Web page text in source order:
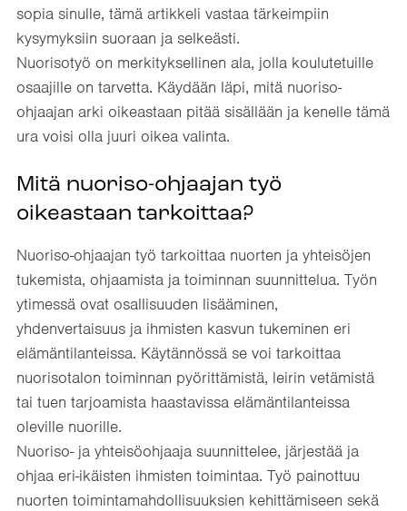
sopia sinulle, tämä artikkeli vastaa tärkeimpiin
kysymyksiin suoraan ja selkeästi.
Nuorisotyö on merkityksellinen ala, jolla koulutetuille
osaajille on tarvetta. Käydään läpi, mitä nuoriso-
ohjaajan arki oikeastaan pitää sisällään ja kenelle tämä
ura voisi olla juuri oikea valinta.
Mitä nuoriso-ohjaajan työ
oikeastaan tarkoittaa?
Nuoriso-ohjaajan työ tarkoittaa nuorten ja yhteisöjen
tukemista, ohjaamista ja toiminnan suunnittelua. Työn
ytimessä ovat osallisuuden lisääminen,
yhdenvertaisuus ja ihmisten kasvun tukeminen eri
elämäntilanteissa. Käytännössä se voi tarkoittaa
nuorisotalon toiminnan pyörittämistä, leirin vetämistä
tai tuen tarjoamista haastavissa elämäntilanteissa
oleville nuorille.
Nuoriso- ja yhteisöohjaaja suunnittelee, järjestää ja
ohjaa eri-ikäisten ihmisten toimintaa. Työ painottuu
nuorten toimintamahdollisuuksien kehittämiseen sekä